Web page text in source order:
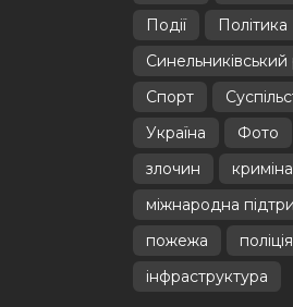
Події
Політика
Спорт
Україна
Фото
злочин
міжнародна
пожежа
поліція
інфраструктура